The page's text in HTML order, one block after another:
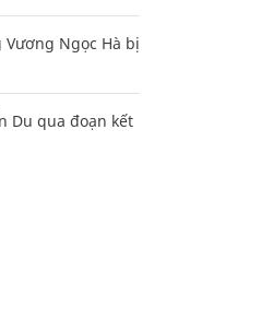
Vương Ngọc Hà bị
Du qua đoạn kết